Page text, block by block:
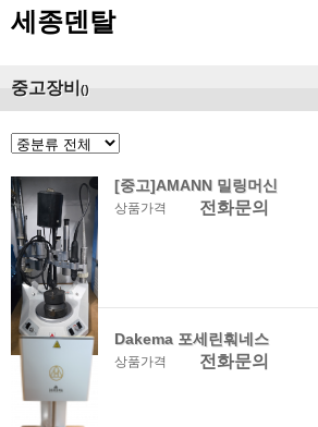
세종덴탈
중고장비 ()
[중고]AMANN 밀링머신
상품가격 전화문의
Dakema 포세린훠네스
상품가격 전화문의